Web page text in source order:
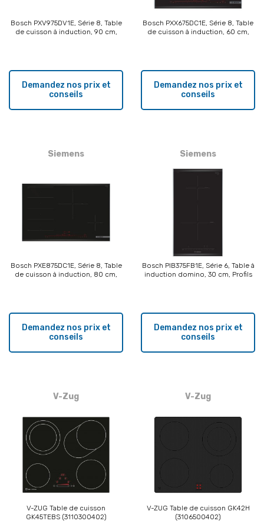
Bosch PXV975DV1E, Série 8, Table
de cuisson à induction, 90 cm,
Demandez nos prix et
conseils
Bosch PXX675DC1E, Série 8, Table
de cuisson à induction, 60 cm,
Demandez nos prix et
conseils
Siemens
Bosch PXE875DC1E, Série 8, Table
de cuisson à induction, 80 cm,
Demandez nos prix et
conseils
Siemens
Bosch PIB375FB1E, Série 6, Table à
induction domino, 30 cm, Profils
Demandez nos prix et
conseils
V-Zug
V-ZUG Table de cuisson
GK45TEBS (3110300402)
V-Zug
V-ZUG Table de cuisson GK42H
(3106500402)